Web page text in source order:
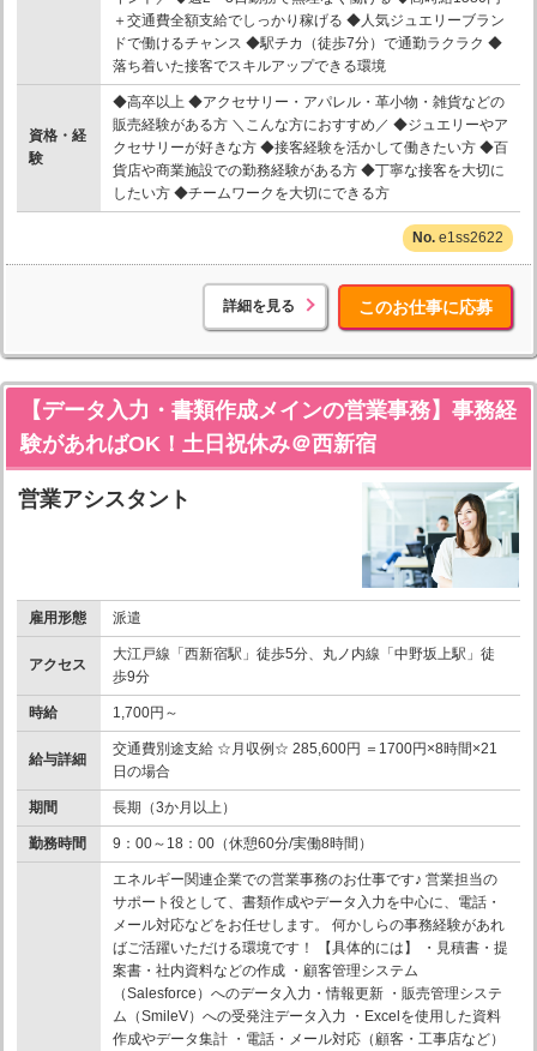
＋交通費全額支給でしっかり稼げる ◆人気ジュエリーブラン
ドで働けるチャンス ◆駅チカ（徒歩7分）で通勤ラクラク ◆
落ち着いた接客でスキルアップできる環境
資格・経
験
◆高卒以上 ◆アクセサリー・アパレル・革小物・雑貨などの
販売経験がある方 ＼こんな方におすすめ／ ◆ジュエリーやア
クセサリーが好きな方 ◆接客経験を活かして働きたい方 ◆百
貨店や商業施設での勤務経験がある方 ◆丁寧な接客を大切に
したい方 ◆チームワークを大切にできる方
e1ss2622
詳細を見る このお仕事に応募
【データ入力・書類作成メインの営業事務】事務経
験があればOK！土日祝休み＠西新宿
営業アシスタント
雇用形態 派遣
アクセス
大江戸線「西新宿駅」徒歩5分、丸ノ内線「中野坂上駅」徒
歩9分
時給 1,700円～
給与詳細
交通費別途支給 ☆月収例☆ 285,600円 ＝1700円×8時間×21
日の場合
期間 長期（3か月以上）
勤務時間 9：00～18：00（休憩60分/実働8時間）
エネルギー関連企業での営業事務のお仕事です♪ 営業担当の
サポート役として、書類作成やデータ入力を中心に、電話・
メール対応などをお任せします。 何かしらの事務経験があれ
ばご活躍いただける環境です！ 【具体的には】 ・見積書・提
案書・社内資料などの作成 ・顧客管理システム
（Salesforce）へのデータ入力・情報更新 ・販売管理システ
ム（SmileV）への受発注データ入力 ・Excelを使用した資料
作成やデータ集計 ・電話・メール対応（顧客・工事店など）